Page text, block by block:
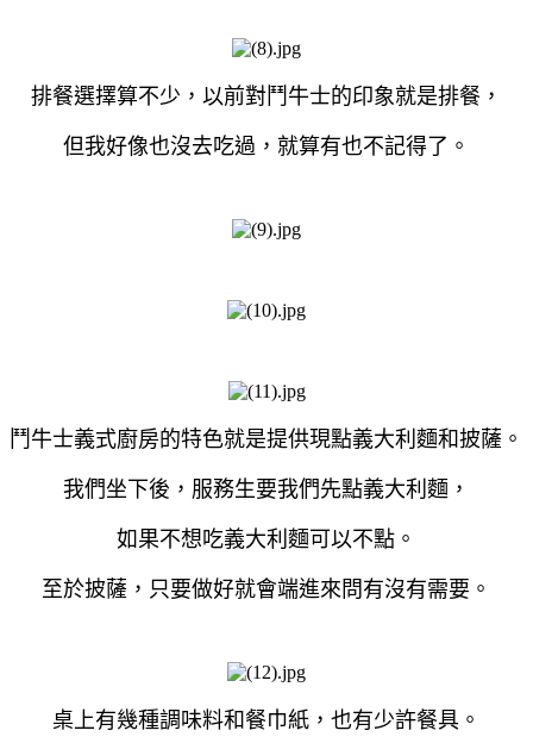
排餐選擇算不少，以前對鬥牛士的印象就是排餐，
但我好像也沒去吃過，就算有也不記得了。
鬥牛士義式廚房的特色就是提供現點義大利麵和披薩。
我們坐下後，服務生要我們先點義大利麵，
如果不想吃義大利麵可以不點。
至於披薩，只要做好就會端進來問有沒有需要。
桌上有幾種調味料和餐巾紙，也有少許餐具。